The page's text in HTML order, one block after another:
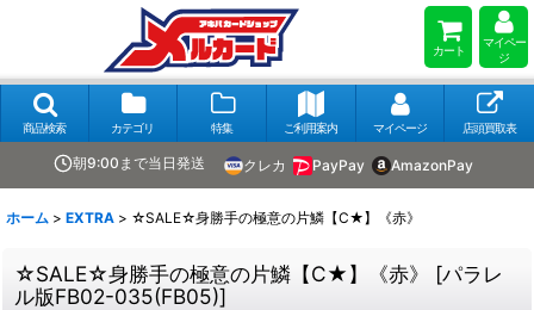
カート
マイペー
ジ
商品検索 カテゴリ 特集 ご利用案内 マイページ 店頭買取表
朝9:00まで当日発送 クレカ PayPay AmazonPay
ホーム > EXTRA > ☆SALE☆身勝手の極意の片鱗【C★】《赤》
☆SALE☆身勝手の極意の片鱗【C★】《赤》 [パラレ
ル版FB02-035(FB05)]